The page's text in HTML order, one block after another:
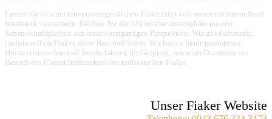
Lassen sie sich bei einer unvergesslichen Fiakerfahrt von unserer schönen Stadt
Innsbruck verzaubern. Erleben Sie die historische Atmosphäre unserer
Sehenswürdigkeiten aus einer einzigartigen Perspektive. Wie zur Kaiserzeit,
traditionell im Fiaker, ohne Hast und Stress. Wir bieten Stadtrundfahrten,
Hochzeitstransfers und Sonderfahrten für Gruppen, sowie im Dezember ein
Besuch des Christkindlmarktes im traditionellen Fiaker
Unser Fiaker Website